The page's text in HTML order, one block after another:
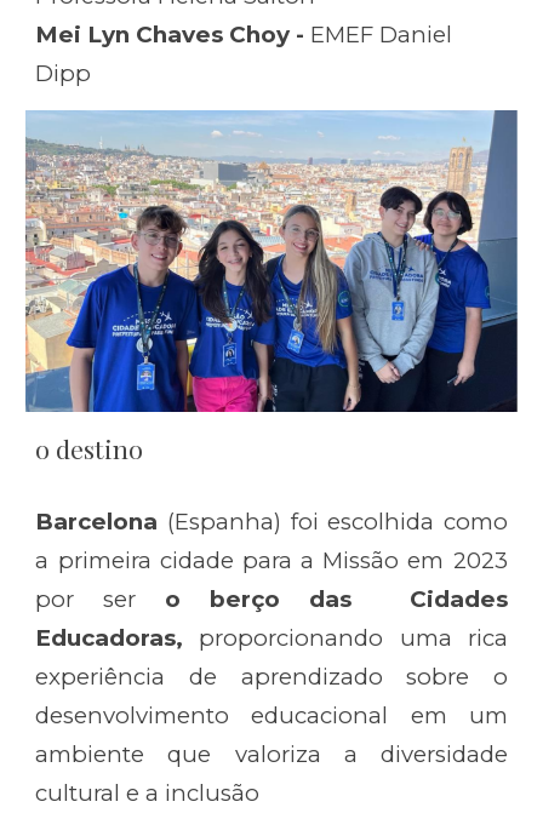
Mei Lyn Chaves Choy - EMEF Daniel
Dipp
o destino
Barcelona (Espanha) foi escolhida como
a primeira cidade para a Missão em 2023
por ser o berço das Cidades
Educadoras, proporcionando uma rica
experiência de aprendizado sobre o
desenvolvimento educacional em um
ambiente que valoriza a diversidade
cultural e a inclusão